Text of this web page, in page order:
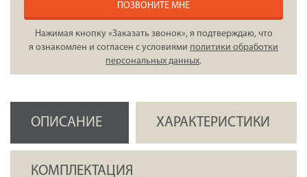
ПОЗВОНИТЕ МНЕ
Нажимая кнопку «Заказать звонок», я подтверждаю, что
я ознакомлен и согласен с условиями политики обработки
персональных данных.
ОПИСАНИЕ ХАРАКТЕРИСТИКИ
КОМПЛЕКТАЦИЯ